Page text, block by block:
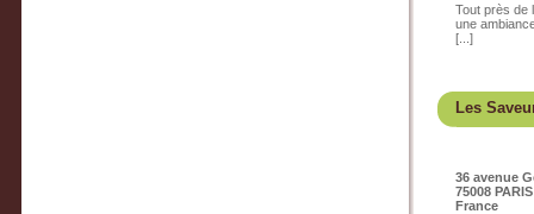
Tout près de
une
[...]
Les
36 avenue
75008 PARIS
France